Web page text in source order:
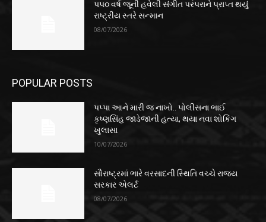
૫૫૦ વર્ષ જૂની હવેલી સંગીત પરંપરાને પ્રાપ્ત થયું
રાષ્ટ્રીય સ્તરે સન્માન
08/07/2026
POPULAR POSTS
પપ્પા આને મારી જ નાખો.. પોલીસના ભાઈ
કૃષ્ણસિંહ જાડેજાની હત્યા, થયા નવા શોકિંગ
ખુલાસા
10/07/2026
સૌરાષ્ટ્રમાં ભારે વરસાદની સ્થિતિ વચ્ચે રાજ્ય
સરકાર એલર્ટ
08/07/2026